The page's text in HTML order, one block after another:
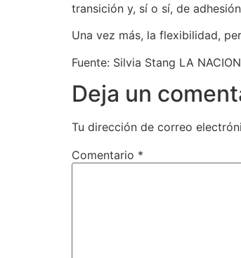
transición y, sí o sí, de
Una vez más, la flexibilidad,
Fuente: Silvia Stang LA NACION
Deja un
Tu dirección de correo
Comentario *